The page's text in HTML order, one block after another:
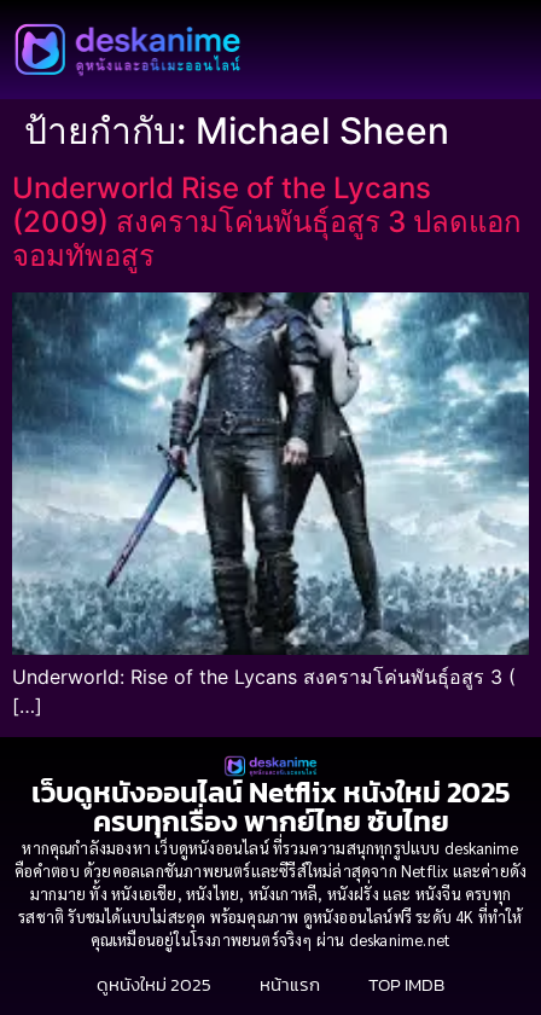
ป้ายกำกับ: Michael Sheen
Underworld Rise of the Lycans
(2009) สงครามโค่นพันธุ์อสูร 3 ปลดแอก
จอมทัพอสูร
Underworld: Rise of the Lycans สงครามโค่นพันธุ์อสูร 3 (
[…]
เว็บดูหนังออนไลน์ Netflix หนังใหม่ 2025
ครบทุกเรื่อง พากย์ไทย ซับไทย
หากคุณกำลังมองหา เว็บดูหนังออนไลน์ ที่รวมความสนุกทุกรูปแบบ deskanime
คือคำตอบ ด้วยคอลเลกชันภาพยนตร์และซีรีส์ใหม่ล่าสุดจาก Netflix และค่ายดัง
มากมาย ทั้ง หนังเอเชีย, หนังไทย, หนังเกาหลี, หนังฝรั่ง และ หนังจีน ครบทุก
รสชาติ รับชมได้แบบไม่สะดุด พร้อมคุณภาพ ดูหนังออนไลน์ฟรี ระดับ 4K ที่ทำให้
คุณเหมือนอยู่ในโรงภาพยนตร์จริงๆ ผ่าน deskanime.net
ดูหนังใหม่ 2025 หน้าแรก
TOP IMDB